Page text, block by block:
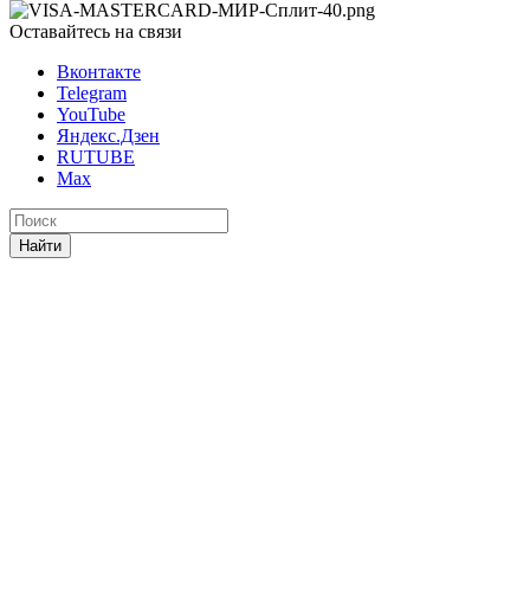
Оставайтесь на связи
Вконтакте
Telegram
YouTube
Яндекс.Дзен
RUTUBE
Max
Найти